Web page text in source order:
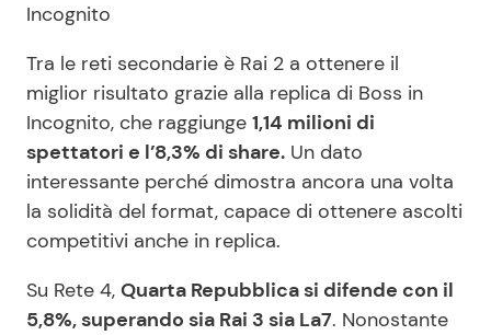
Incognito
Tra le reti secondarie è Rai 2 a ottenere il
miglior risultato grazie alla replica di Boss in
Incognito, che raggiunge 1,14 milioni di
spettatori e l’8,3% di share. Un dato
interessante perché dimostra ancora una volta
la solidità del format, capace di ottenere ascolti
competitivi anche in replica.
Su Rete 4, Quarta Repubblica si difende con il
5,8%, superando sia Rai 3 sia La7. Nonostante